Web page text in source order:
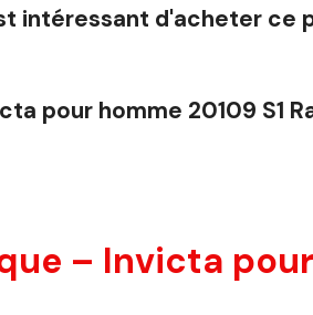
intéressant d'acheter ce
pour homme 20109 S1
– Invicta